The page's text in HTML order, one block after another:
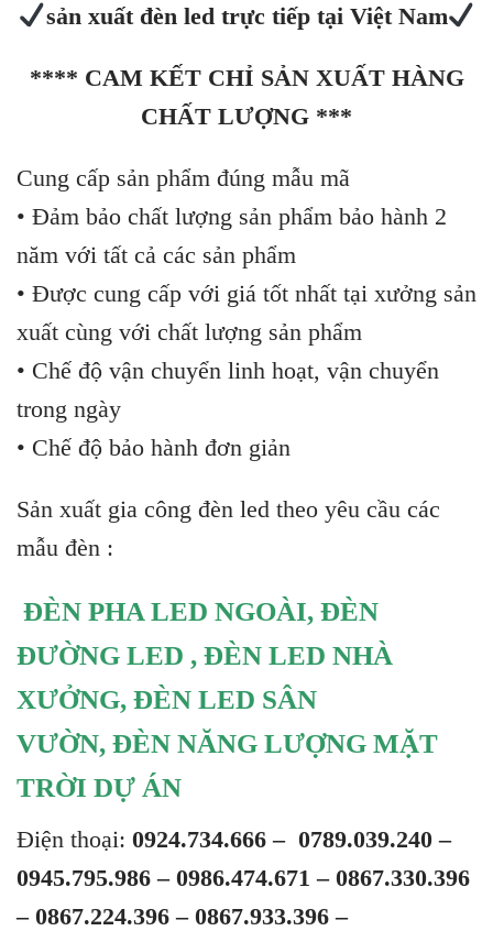
sản xuất đèn led trực tiếp tại Việt Nam
**** CAM KẾT CHỈ SẢN XUẤT HÀNG
CHẤT LƯỢNG ***
Cung cấp sản phẩm đúng mẫu mã
• Đảm bảo chất lượng sản phẩm bảo hành 2
năm với tất cả các sản phẩm
• Được cung cấp với giá tốt nhất tại xưởng sản
xuất cùng với chất lượng sản phẩm
• Chế độ vận chuyển linh hoạt, vận chuyển
trong ngày
• Chế độ bảo hành đơn giản
Sản xuất gia công đèn led theo yêu cầu các
mẫu đèn :
ĐÈN PHA LED NGOÀI, ĐÈN
ĐƯỜNG LED , ĐÈN LED NHÀ
XƯỞNG, ĐÈN LED SÂN
VƯỜN, ĐÈN NĂNG LƯỢNG MẶT
TRỜI DỰ ÁN
Điện thoại: 0924.734.666 – 0789.039.240 –
0945.795.986 – 0986.474.671 – 0867.330.396
– 0867.224.396 – 0867.933.396 –